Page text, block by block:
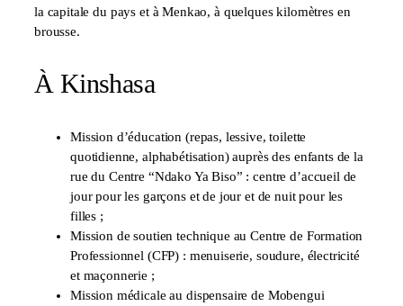
la capitale du pays et à Menkao, à quelques kilomètres en
brousse.
À Kinshasa
Mission d’éducation (repas, lessive, toilette
quotidienne, alphabétisation) auprès des enfants de la
rue du Centre “Ndako Ya Biso” : centre d’accueil de
jour pour les garçons et de jour et de nuit pour les
filles ;
Mission de soutien technique au Centre de Formation
Professionnel (CFP) : menuiserie, soudure, électricité
et maçonnerie ;
Mission médicale au dispensaire de Mobengui